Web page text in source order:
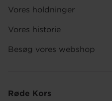
Røde Kors
Vores holdninger
Vores historie
Besøg vores webshop